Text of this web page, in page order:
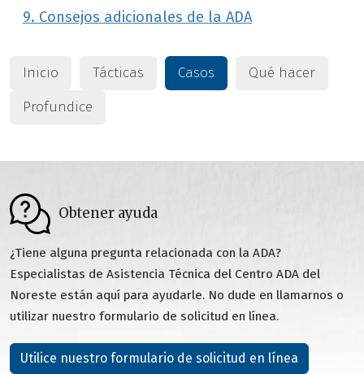
9. Consejos adicionales de la ADA
Inicio Tácticas Casos
Qué hacer
Profundice
Obtener ayuda
¿Tiene alguna pregunta relacionada con la ADA?
Especialistas de Asistencia Técnica del Centro ADA del
Noreste están aquí para ayudarle. No dude en llamarnos o
utilizar nuestro formulario de solicitud en línea.
Utilice nuestro formulario de solicitud en línea